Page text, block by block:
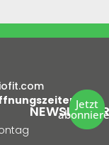
NEWSLETTER
Jetzt